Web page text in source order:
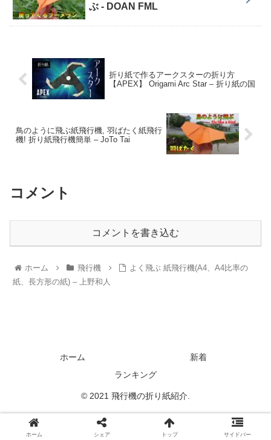
ぶ - DOAN FML
折り紙で作るアークスターの折り方
【APEX】 Origami Arc Star – 折り紙の国
鳥のように飛ぶ紙飛行機, 羽ばたく紙飛行
機! 折り紙飛行機簡単 – JoTo Tai
コメント
コメントを書き込む
ホーム 飛行機
よく飛ぶ 紙飛行機(A4、A4比率の
紙、長方形の紙) – 上野和人
ホーム
新着
ランキング
© 2021 飛行機の折り紙紹介.
ホーム シェア トップ サイドバー